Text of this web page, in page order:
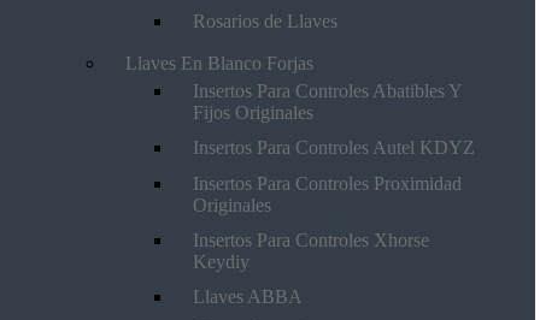
Rosarios de Llaves
Llaves En Blanco Forjas
Insertos Para Controles Abatibles Y
Fijos Originales
Insertos Para Controles Autel KDYZ
Insertos Para Controles Proximidad
Originales
Insertos Para Controles Xhorse
Keydiy
Llaves ABBA